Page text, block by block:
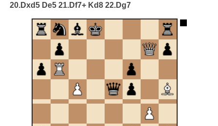
20.Dxd5 De5 21.Df7+ Kd8 22.Dg7